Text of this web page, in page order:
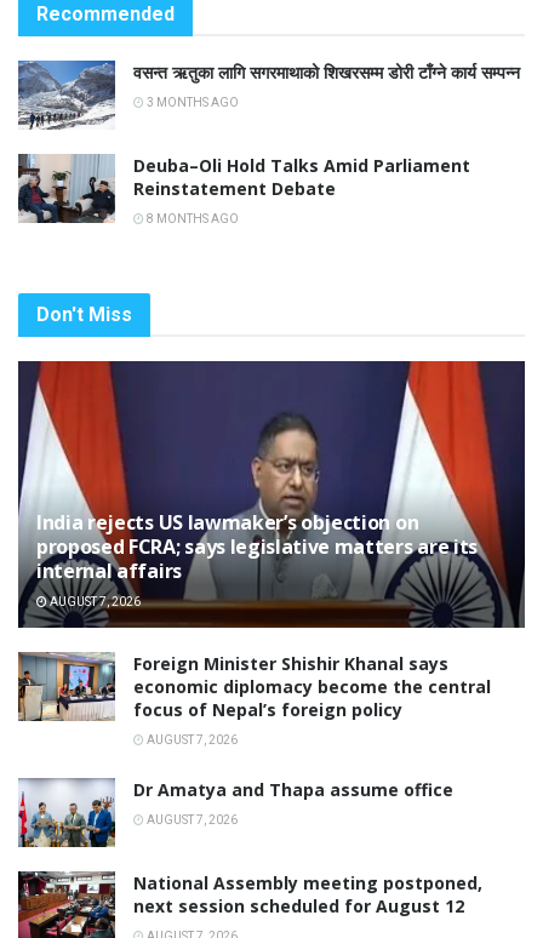
Recommended
वसन्त ऋतुका लागि सगरमाथाको शिखरसम्म डोरी टाँग्ने कार्य सम्पन्न
3 MONTHS AGO
Deuba–Oli Hold Talks Amid Parliament
Reinstatement Debate
8 MONTHS AGO
Don't Miss
India rejects US lawmaker’s objection on
proposed FCRA; says legislative matters are its
internal affairs
AUGUST 7, 2026
Foreign Minister Shishir Khanal says
economic diplomacy become the central
focus of Nepal’s foreign policy
AUGUST 7, 2026
Dr Amatya and Thapa assume office
AUGUST 7, 2026
National Assembly meeting postponed,
next session scheduled for August 12